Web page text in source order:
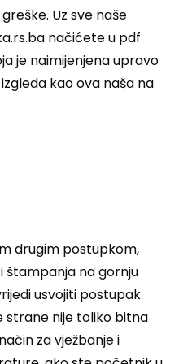
Uz sve naše
načićete u pdf
je naimijenjena upravo
kao ova naša na
drugim postupkom,
štampanja na gornju
usvojiti postupak
strane nije toliko bitna
za vježbanje i